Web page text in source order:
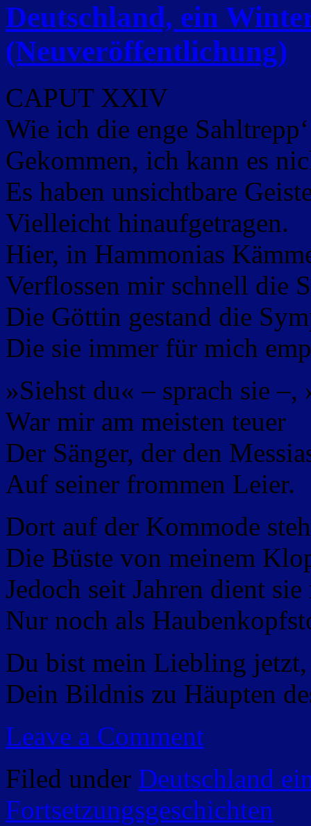
Deutschland, ein
(Neuveröffentlichung)
CAPUT XXIV
Wie ich die enge
Gekommen, ich kann es
Es haben unsichtbare
Vielleicht hinaufgetragen.
Hier, in Hammonias
Verflossen mir schnell die
Die Göttin gestand die
Die sie immer für mich
»Siehst du« – sprach sie
War mir am meisten teuer
Der Sänger, der den
Auf seiner frommen Leier.
Dort auf der Kommode
Die Büste von meinem
Jedoch seit Jahren dient
Nur noch als
Du bist mein Liebling jetzt,
Dein Bildnis zu Häupten
Leave a Comment
Filed under Deutschland
Fortsetzungsgeschichten